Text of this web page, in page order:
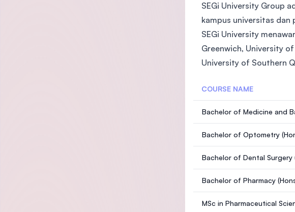
SEGi University Group
kampus universitas dan
SEGi University
Greenwich, University
University of Southern
COURSE NAME
Bachelor of Medicine and
Bachelor of Optometry
Bachelor of Dental Surgery
Bachelor of Pharmacy
MSc in Pharmaceutical